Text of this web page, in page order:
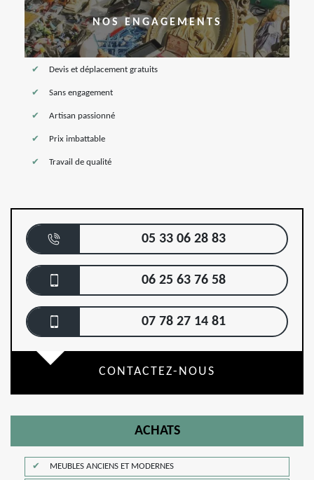
NOS ENGAGEMENTS
Devis et déplacement gratuits
Sans engagement
Artisan passionné
Prix imbattable
Travail de qualité
05 33 06 28 83
06 25 63 76 58
07 78 27 14 81
CONTACTEZ-NOUS
ACHATS
MEUBLES ANCIENS ET MODERNES